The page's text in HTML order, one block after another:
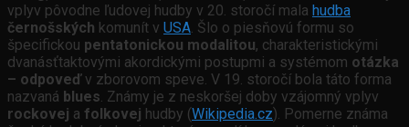
vplyv pôvodne ľudovej hudby v 20. storočí mala hudba
černošských komunít v USA. Šlo o piesňovú formu so
špecifickou pentatonickou modalitou, charakteristickými
dvanásťtaktovými akordickými postupmi a systémom otázka
– odpoveďv zborovom speve. V 19. storočí bola táto forma
nazvaná blues. Známy je z neskoršej doby vzájomný vplyv
rockovej a folkovej hudby (Wikipedia.cz). Pomerne známa